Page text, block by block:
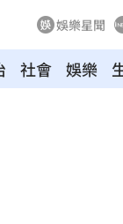
娛樂星聞
社會 娛樂